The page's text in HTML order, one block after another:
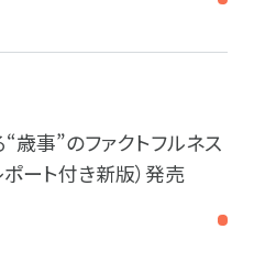
歳事”のファクトフルネス
ート付き新版）発売